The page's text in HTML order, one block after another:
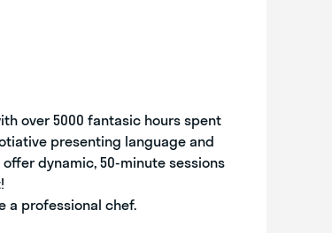
over 5000 fantasic hours spent
presenting language and
dynamic, 50-minute sessions
a professional chef.